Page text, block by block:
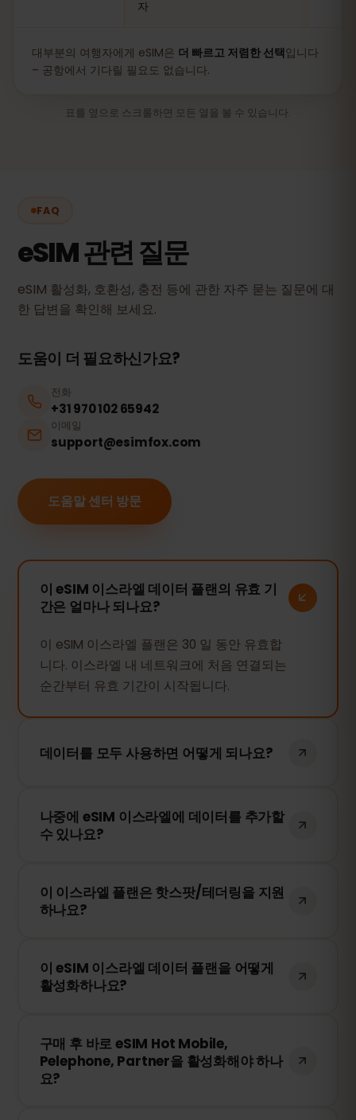
자
대부분의 여행자에게 eSIM은 더 빠르고 저렴한 선택입니다
– 공항에서 기다릴 필요도 없습니다.
표를 옆으로 스크롤하면 모든 열을 볼 수 있습니다.
FAQ
eSIM 관련 질문
eSIM 활성화, 호환성, 충전 등에 관한 자주 묻는 질문에 대
한 답변을 확인해 보세요.
도움이 더 필요하신가요?
전화
+31 970 102 65942
이메일
support@esimfox.com
도움말 센터 방문
이 eSIM 이스라엘 데이터 플랜의 유효 기
간은 얼마나 되나요?
이 eSIM 이스라엘 플랜은 30 일 동안 유효합
니다. 이스라엘 내 네트워크에 처음 연결되는
순간부터 유효 기간이 시작됩니다.
데이터를 모두 사용하면 어떻게 되나요?
됩니다. eSIMFOX 대시보드에서 간편하게 추
가 데이터를 구매하여 계속 사용할 수 있습
나중에 eSIM 이스라엘에 데이터를 추가할
수 있나요?
추가 데이터를 구매할 수 있습니다. 계정에
로그인하여 원하는 데이터 용량을 선택하세
이 이스라엘 플랜은 핫스팟/테더링을 지원
하나요?
통해 다른 기기와 공유할 수 있습니다. 다만,
속도 및 이용 가능 여부는 현지 네트워크 사
이 eSIM 이스라엘 데이터 플랜을 어떻게
활성화하나요?
eSIM 설정에서 QR 코드를 스캔하면 즉시 활
성화됩니다. 물리적인 SIM 카드 교체가 필요
없습니다!
구매 후 바로 eSIM Hot Mobile,
Pelephone, Partner을 활성화해야 하나
요?